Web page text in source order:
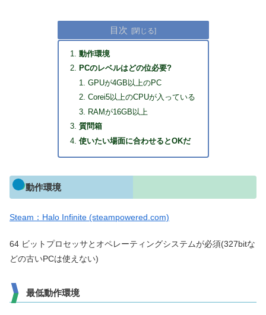
目次
動作環境
PCのレベルはどの位必要?
GPUが4GB以上のPC
Corei5以上のCPUが入っている
RAMが16GB以上
質問箱
使いたい場面に合わせるとOKだ
動作環境
Steam：Halo Infinite (steampowered.com)
64 ビットプロセッサとオペレーティングシステムが必須(327bitな
どの古いPCは使えない)
最低動作環境